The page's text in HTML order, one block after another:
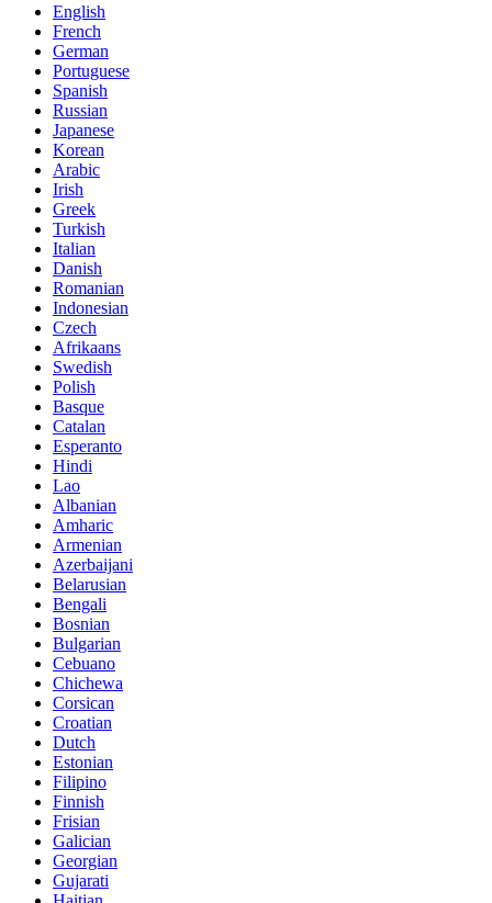
English
French
German
Portuguese
Spanish
Russian
Japanese
Korean
Arabic
Irish
Greek
Turkish
Italian
Danish
Romanian
Indonesian
Czech
Afrikaans
Swedish
Polish
Basque
Catalan
Esperanto
Hindi
Lao
Albanian
Amharic
Armenian
Azerbaijani
Belarusian
Bengali
Bosnian
Bulgarian
Cebuano
Chichewa
Corsican
Croatian
Dutch
Estonian
Filipino
Finnish
Frisian
Galician
Georgian
Gujarati